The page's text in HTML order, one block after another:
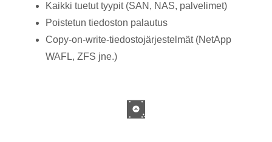
Kaikki tuetut tyypit (SAN, NAS, palvelimet)
Poistetun tiedoston palautus
Copy-on-write-tiedostojärjestelmät (NetApp
WAFL, ZFS jne.)